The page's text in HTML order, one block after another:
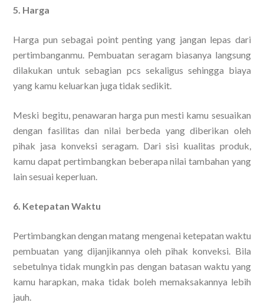
5. Harga
Harga pun sebagai point penting yang jangan lepas dari
pertimbanganmu. Pembuatan seragam biasanya langsung
dilakukan untuk sebagian pcs sekaligus sehingga biaya
yang kamu keluarkan juga tidak sedikit.
Meski begitu, penawaran harga pun mesti kamu sesuaikan
dengan fasilitas dan nilai berbeda yang diberikan oleh
pihak jasa konveksi seragam. Dari sisi kualitas produk,
kamu dapat pertimbangkan beberapa nilai tambahan yang
lain sesuai keperluan.
6. Ketepatan Waktu
Pertimbangkan dengan matang mengenai ketepatan waktu
pembuatan yang dijanjikannya oleh pihak konveksi. Bila
sebetulnya tidak mungkin pas dengan batasan waktu yang
kamu harapkan, maka tidak boleh memaksakannya lebih
jauh.